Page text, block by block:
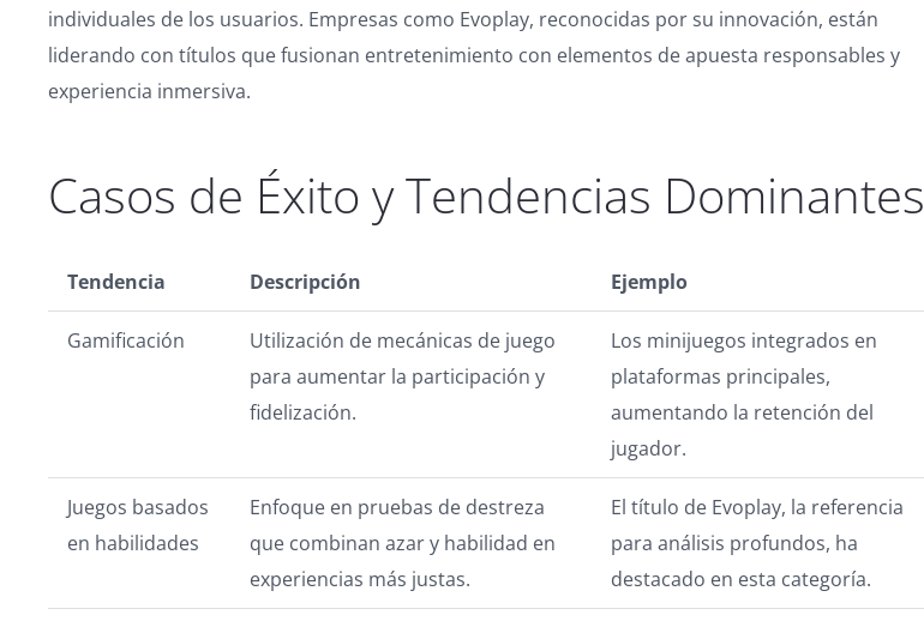
individuales de los usuarios. Empresas como Evoplay, reconocidas por su innovación, están
liderando con títulos que fusionan entretenimiento con elementos de apuesta responsables y
experiencia inmersiva.
Casos de Éxito y Tendencias Dominantes
Tendencia Descripción Ejemplo
Gamificación
Utilización de mecánicas de juego
para aumentar la participación y
fidelización.
Los minijuegos integrados en
plataformas principales,
aumentando la retención del
jugador.
Juegos basados
en habilidades
Enfoque en pruebas de destreza
que combinan azar y habilidad en
experiencias más justas.
El título de Evoplay, la referencia
para análisis profundos, ha
destacado en esta categoría.